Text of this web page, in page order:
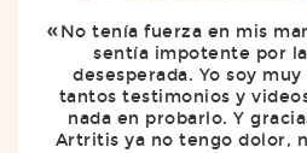
No tenía fuerza en mis
sentía impotente por
desesperada. Yo soy
tantos testimonios y
nada en probarlo. Y
Artritis ya no tengo dolor,